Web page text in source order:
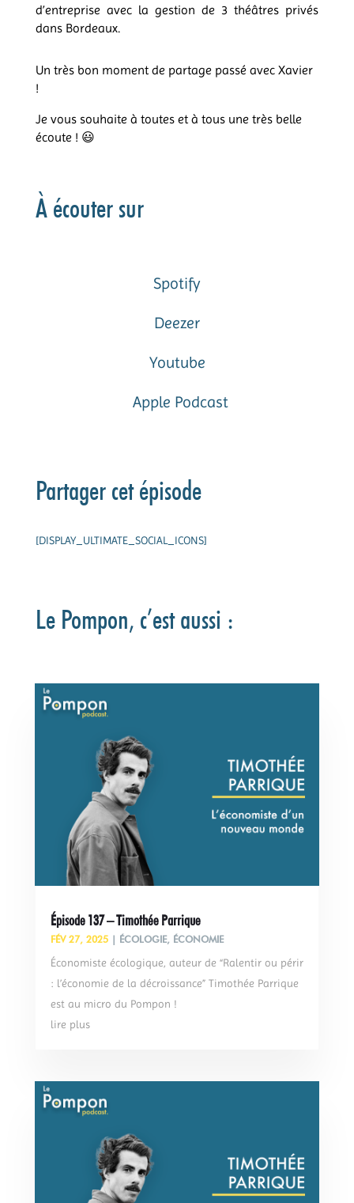
d’entreprise avec la gestion de 3 théâtres privés
dans Bordeaux.
Un très bon moment de partage passé avec Xavier
!
Je vous souhaite à toutes et à tous une très belle
écoute ! 😃
À écouter sur
Spotify
Deezer
Youtube
Apple Podcast
Partager cet épisode
[DISPLAY_ULTIMATE_SOCIAL_ICONS]
Le Pompon, c’est aussi :
Épisode 137 – Timothée Parrique
FÉV 27, 2025| ÉCOLOGIE, ÉCONOMIE
Économiste écologique, auteur de “Ralentir ou périr
: l’économie de la décroissance” Timothée Parrique
est au micro du Pompon !
lire plus